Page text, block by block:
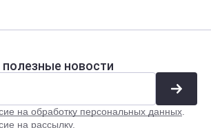
новости
на обработку персональных данных.
на рассылку.